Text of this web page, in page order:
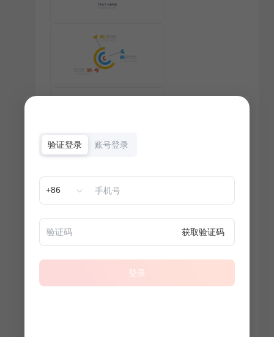
验证登录 账号登录
+86
获取验证码
登录